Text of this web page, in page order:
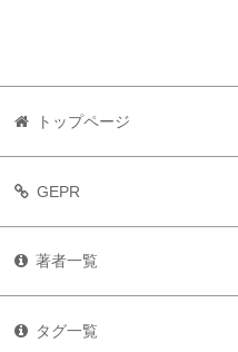
トップページ
GEPR
著者一覧
タグ一覧